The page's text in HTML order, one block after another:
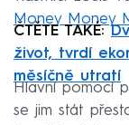
Money Money
ČTĚTE TAKÉ:
život, tvrdí
měsíčně utratí
Hlavní pomocí
se jim stát